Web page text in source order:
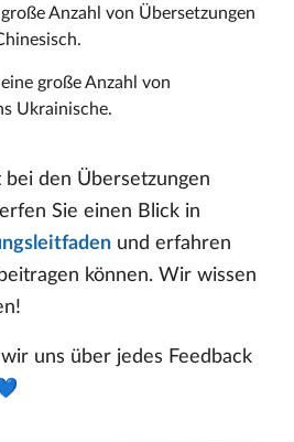
Anzahl von Übersetzungen
große Anzahl von
Ukrainische.
bei den Übersetzungen
Sie einen Blick in
und erfahren
können. Wir wissen
uns über jedes Feedback